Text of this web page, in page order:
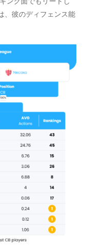
、彼のディフェンス能